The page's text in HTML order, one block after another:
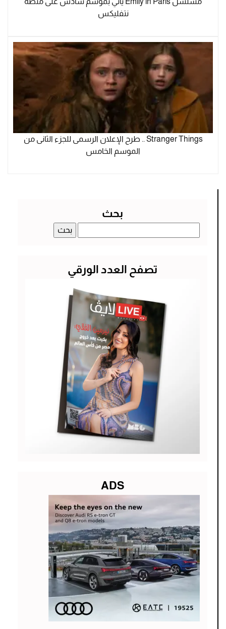
نتفليكس
Stranger Things .. طرح الإعلان الرسمى للجزء الثانى من
الموسم الخامس
بحث
عن:
تصفح العدد الورقي
ADS